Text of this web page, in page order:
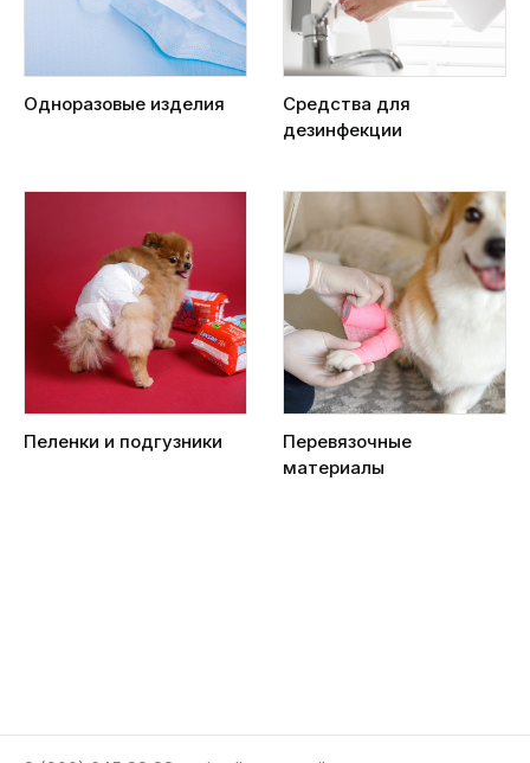
Одноразовые изделия
Средства для
дезинфекции
Пеленки и подгузники
Перевязочные
материалы